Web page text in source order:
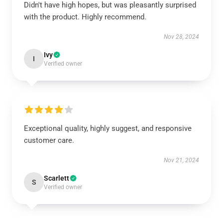
Didn't have high hopes, but was pleasantly surprised
with the product. Highly recommend.
Nov 28, 2024
I Ivy
Verified owner
Exceptional quality, highly suggest, and responsive
customer care.
Nov 21, 2024
S Scarlett
Verified owner